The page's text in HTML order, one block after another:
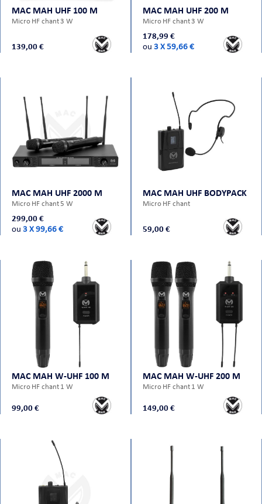
MAC MAH UHF 100 M
Micro HF chant 3 W
139,00 €
MAC MAH UHF 200 M
Micro HF chant 3 W
178,99 €
ou 3 X 59,66 €
MAC MAH UHF 2000 M
Micro HF chant 5 W
299,00 €
ou 3 X 99,66 €
MAC MAH UHF BODYPACK
Micro HF chant
59,00 €
MAC MAH W-UHF 100 M
Micro HF chant 1 W
99,00 €
MAC MAH W-UHF 200 M
Micro HF chant 1 W
149,00 €